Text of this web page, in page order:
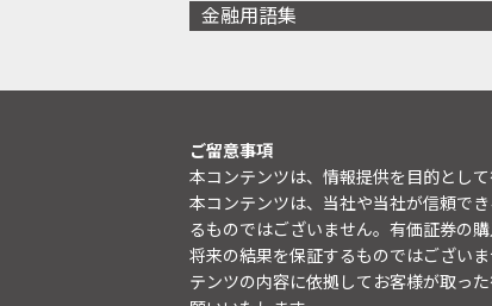
金融用語集
ご留意事項
本コンテンツは、情報提供を目的として
本コンテンツは、当社や当社が信頼で
るものではございません。有価証券の
将来の結果を保証するものではござい
テンツの内容に依拠してお客様が取っ